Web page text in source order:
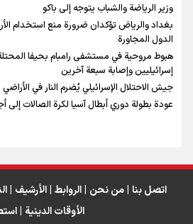
وزير الرياضة والشباب يتوجه إلى باكو
بغداد والرياض تؤكدان ضرورة منع استخدام
الدول المجاورة
هبوط مروحية في مستشفى رامبام بحيفا
إسرائيليين وإصابة سبعة آخرين
جيش الاحتلال الإسرائيلي يُضرم النار في الأراضي
عودة بطولة دوري أبطال آسيا لكرة الصالات إلى
اتصل بنا من نحن الروابط الأرشيف
الأوقات الدينية